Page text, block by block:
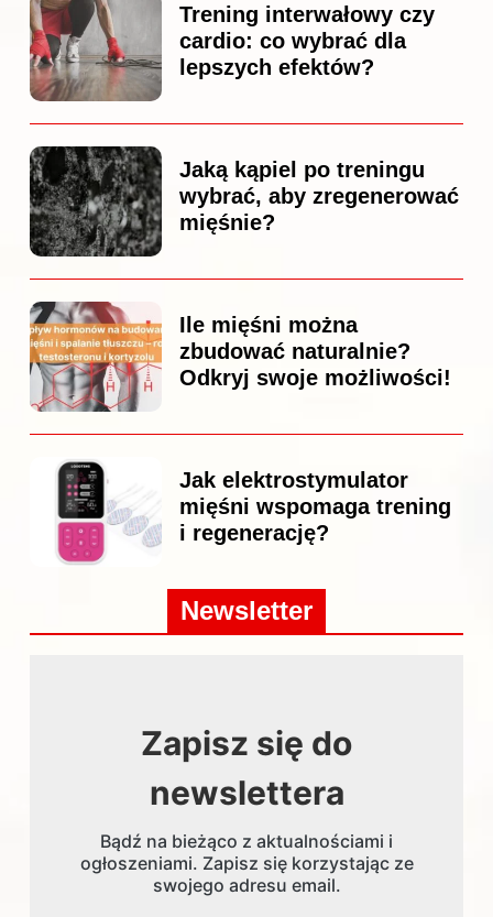
Trening interwałowy czy
cardio: co wybrać dla
lepszych efektów?
Jaką kąpiel po treningu
wybrać, aby zregenerować
mięśnie?
Ile mięśni można
zbudować naturalnie?
Odkryj swoje możliwości!
Jak elektrostymulator
mięśni wspomaga trening
i regenerację?
Newsletter
Zapisz się do
newslettera
Bądź na bieżąco z aktualnościami i
ogłoszeniami. Zapisz się korzystając ze
swojego adresu email.